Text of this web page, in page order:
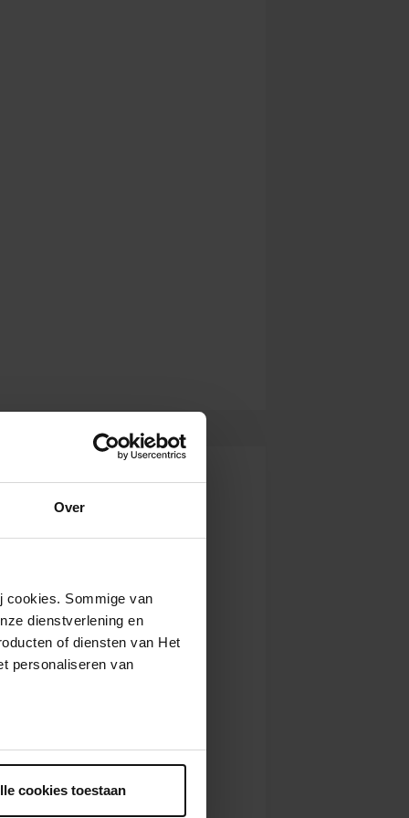
Over
cookies. Sommige van
dienstverlening en
of diensten van Het
personaliseren van
cookies toestaan